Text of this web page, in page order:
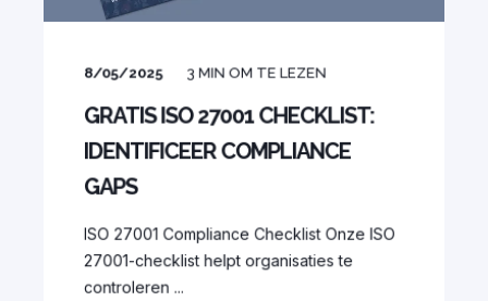
8/05/2025 3MIN OM TE LEZEN
GRATIS ISO 27001 CHECKLIST:
IDENTIFICEER COMPLIANCE
GAPS
ISO 27001 Compliance Checklist Onze ISO
27001-checklist helpt organisaties te
controleren ...